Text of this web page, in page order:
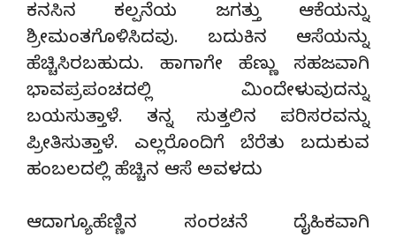
ಕನಸಿನ ಕಲ್ಪನೆಯ ಜಗತ್ತು ಆಕೆಯನ್ನು
ಶ್ರೀಮಂತಗೊಳಿಸಿದವು. ಬದುಕಿನ ಆಸೆಯನ್ನು
ಹೆಚ್ಚಿಸಿರಬಹುದು. ಹಾಗಾಗೇ ಹೆಣ್ಣು ಸಹಜವಾಗಿ
ಭಾವಪ್ರಪಂಚದಲ್ಲಿ ಮಿಂದೇಳುವುದನ್ನು
ಬಯಸುತ್ತಾಳೆ. ತನ್ನ ಸುತ್ತಲಿನ ಪರಿಸರವನ್ನು
ಪ್ರೀತಿಸುತ್ತಾಳೆ. ಎಲ್ಲರೊಂದಿಗೆ ಬೆರೆತು ಬದುಕುವ
ಹಂಬಲದಲ್ಲಿ ಹೆಚ್ಚಿನ ಆಸೆ ಅವಳದು
ಆದಾಗ್ಯೂಹೆಣ್ಣಿನ ಸಂರಚನೆ ದೈಹಿಕವಾಗಿ